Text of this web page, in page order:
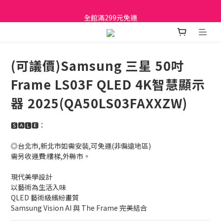
日立家電、國際牌 原廠管制價格 私訊優惠價
(可議價)Samsung 三星 50吋
Frame LS03F QLED 4K智慧顯示
器 2025(QA50LS03FAXXZW)
🆂🅰🅻🅴：
◎台北市,新北市如需安裝,可免運(非偏遠地區)
需另收運費:樓梯,外縣市。
現代美學設計
以藝術為生活入味
QLED 藝術級繽紛畫質
Samsung Vision AI 與 The Frame 完美結合